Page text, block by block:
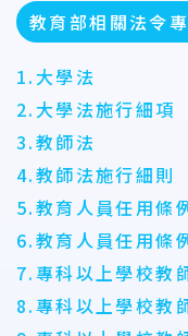
教育部相關法令
1.大學法
2.大學法施行細項
3.教師法
4.教師法施行細則
5.教育人員任用條
6.教育人員任用條
7.專科以上學校教
8.專科以上學校教